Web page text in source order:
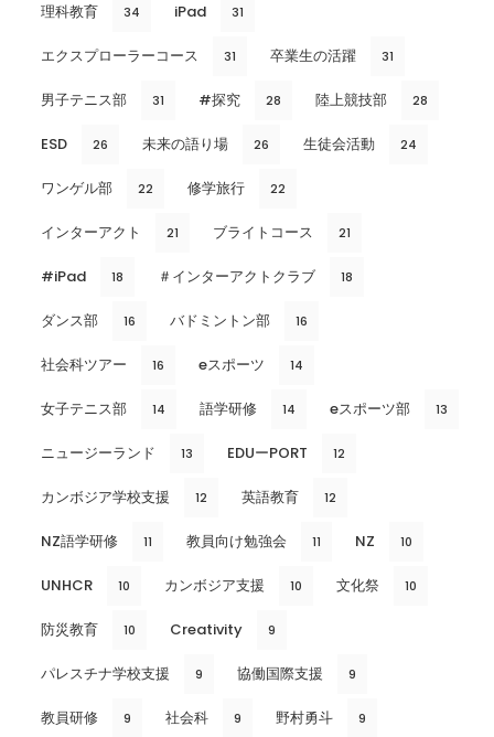
理科教育 34 iPad 31
エクスプローラーコース 31 卒業生の活躍 31
男子テニス部 31 #探究 28 陸上競技部 28
ESD 26 未来の語り場 26 生徒会活動 24
ワンゲル部 22 修学旅行 22
インターアクト 21 ブライトコース 21
#iPad 18 ＃インターアクトクラブ 18
ダンス部 16 バドミントン部 16
社会科ツアー 16 eスポーツ 14
女子テニス部 14 語学研修 14 eスポーツ部 13
ニュージーランド 13 EDUーPORT 12
カンボジア学校支援 12 英語教育 12
NZ語学研修 11 教員向け勉強会 11 NZ 10
UNHCR 10 カンボジア支援 10 文化祭 10
防災教育 10 Creativity 9
パレスチナ学校支援 9 協働国際支援 9
教員研修 9 社会科 9 野村勇斗 9